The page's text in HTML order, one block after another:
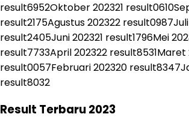
result6952Oktober 202321 result0610
result2175Agustus 202322 result0987
result2405Juni 202321 result1796Mei
result7733April 202322 result8531Maret
result0057Februari 202320 result8347
result8032
Result Terbaru 2023